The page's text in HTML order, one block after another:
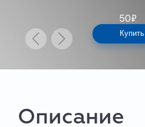
50₽
Купить
Описание